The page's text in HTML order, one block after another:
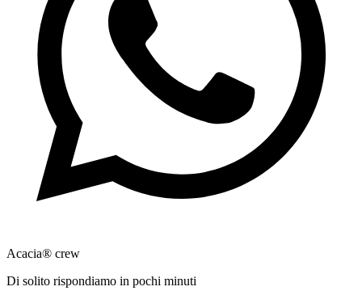
Acacia® crew
Di solito rispondiamo in pochi minuti